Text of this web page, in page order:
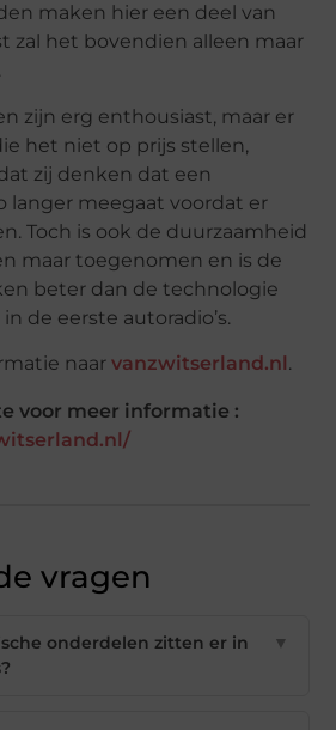
maken hier een deel van
zal het bovendien alleen maar
zijn erg enthousiast, maar er
het niet op prijs stellen,
zij denken dat een
langer meegaat voordat er
Toch is ook de duurzaamheid
maar toegenomen en is de
beter dan de technologie
de eerste autoradio’s.
naarvanzwitserland.nl .
voor meer informatie :
vragen
onderdelen zitten er in
▼